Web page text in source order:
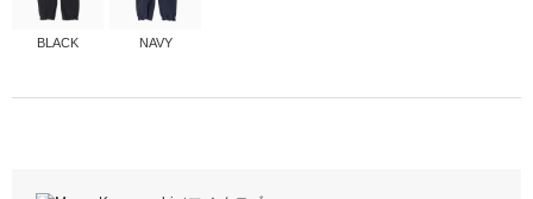
BLACK NAVY